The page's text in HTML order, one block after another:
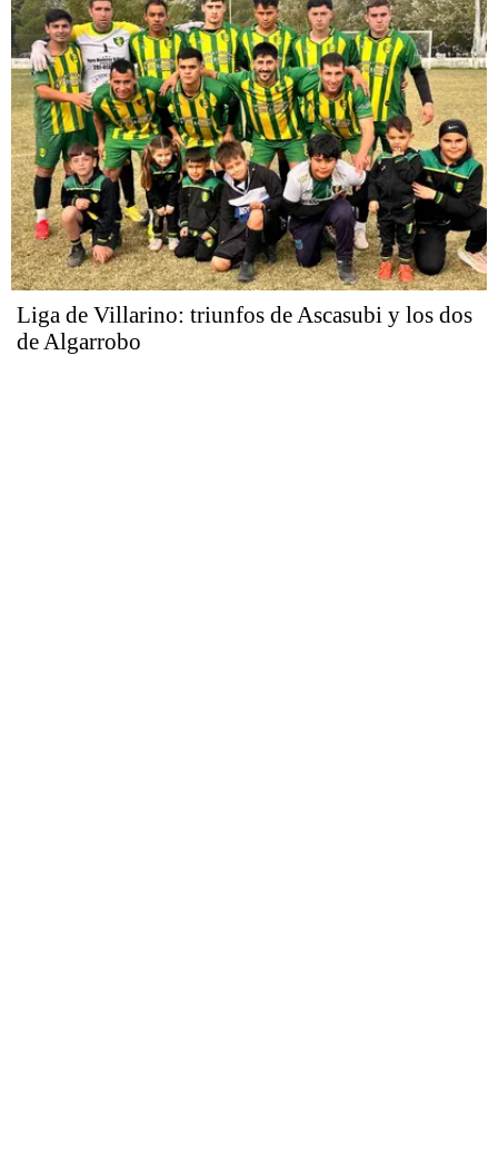
Liga de Villarino: triunfos de Ascasubi y los dos
de Algarrobo